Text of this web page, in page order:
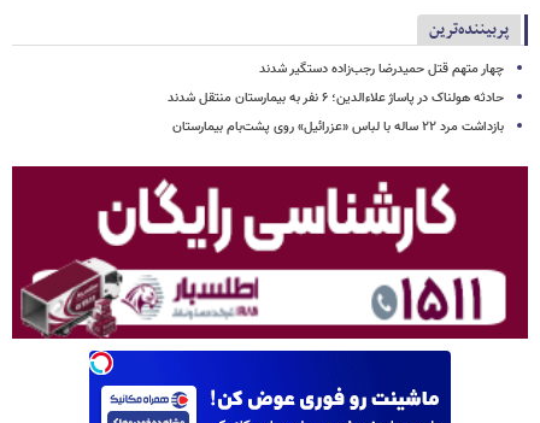
پربیننده‌ترین
چهار متهم قتل حمیدرضا رجب‌زاده دستگیر شدند
حادثه هولناک در پاساژ علاءالدین؛ ۶ نفر به بیمارستان منتقل شدند
بازداشت مرد ۲۲ ساله با لباس «عزرائیل» روی پشت‌بام بیمارستان